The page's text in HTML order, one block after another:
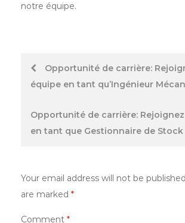
notre équipe.
PostOpportunité de carrière:
équipe en tant qu’Ingénieur
Opportunité de carrière:
en tant que Gestionnaire de Stock
Your email address will not be
are marked *
Comment *